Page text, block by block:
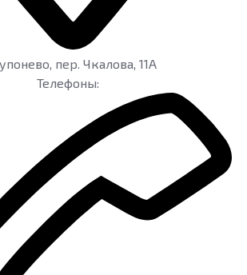
пер. Чкалова, 11А
Телефоны: